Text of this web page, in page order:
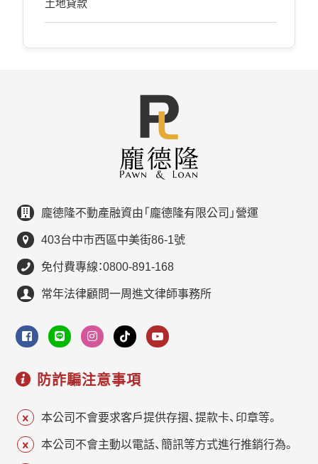
土地貸款
龐德隆不動產融資由「龐德隆有限公司」營運
403台中市西區中美街86-1號
免付費專線：0800-891-168
常年法律顧問一周進文律師事務所
防詐騙注意事項
本公司不會要求客戶提供存摺、提款卡、印章等。
本公司不會主動以電話、簡訊等方式進行推銷行為。